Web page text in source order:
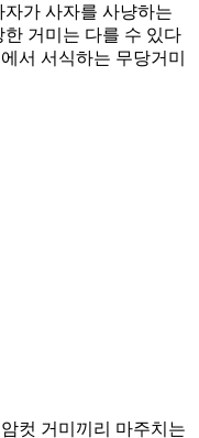
가 사자를 사냥하는
거미는 다를 수 있다
서 서식하는 무당거미
컷 거미끼리 마주치는